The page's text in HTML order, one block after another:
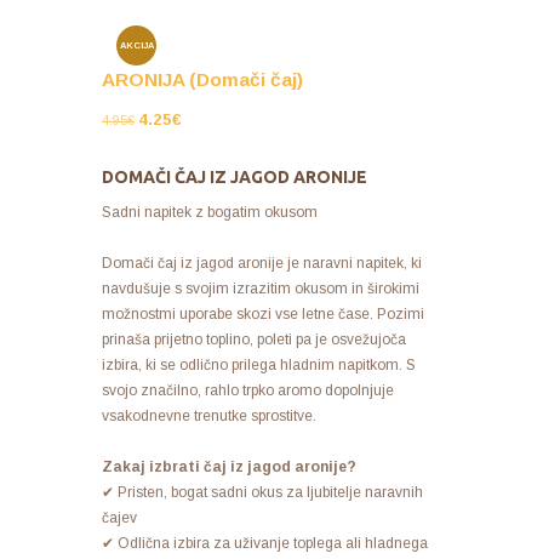
AKCIJA
ARONIJA (Domači čaj)
4.95€ 4.25€
DOMAČI ČAJ IZ JAGOD ARONIJE
Sadni napitek z bogatim okusom
Domači čaj iz jagod aronije je naravni napitek, ki
navdušuje s svojim izrazitim okusom in širokimi
možnostmi uporabe skozi vse letne čase. Pozimi
prinaša prijetno toplino, poleti pa je osvežujoča
izbira, ki se odlično prilega hladnim napitkom. S
svojo značilno, rahlo trpko aromo dopolnjuje
vsakodnevne trenutke sprostitve.
Zakaj izbrati čaj iz jagod aronije?
✔ Pristen, bogat sadni okus za ljubitelje naravnih
čajev
✔ Odlična izbira za uživanje toplega ali hladnega